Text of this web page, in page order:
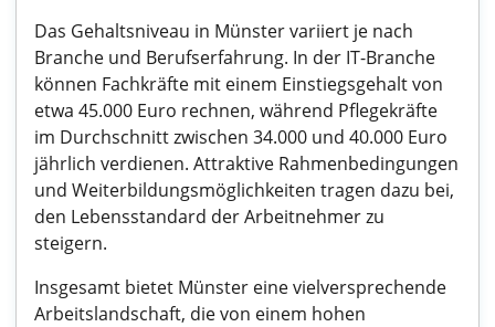
Das Gehaltsniveau in Münster variiert je nach
Branche und Berufserfahrung. In der IT-Branche
können Fachkräfte mit einem Einstiegsgehalt von
etwa 45.000 Euro rechnen, während Pflegekräfte
im Durchschnitt zwischen 34.000 und 40.000 Euro
jährlich verdienen. Attraktive Rahmenbedingungen
und Weiterbildungsmöglichkeiten tragen dazu bei,
den Lebensstandard der Arbeitnehmer zu
steigern.
Insgesamt bietet Münster eine vielversprechende
Arbeitslandschaft, die von einem hohen